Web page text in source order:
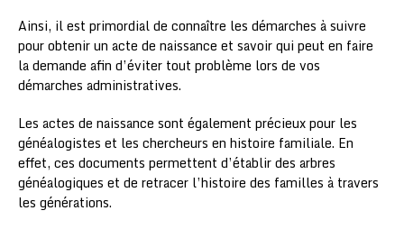
Ainsi, il est primordial de connaître les démarches à suivre
pour obtenir un acte de naissance et savoir qui peut en faire
la demande afin d’éviter tout problème lors de vos
démarches administratives.
Les actes de naissance sont également précieux pour les
généalogistes et les chercheurs en histoire familiale. En
effet, ces documents permettent d’établir des arbres
généalogiques et de retracer l’histoire des familles à travers
les générations.